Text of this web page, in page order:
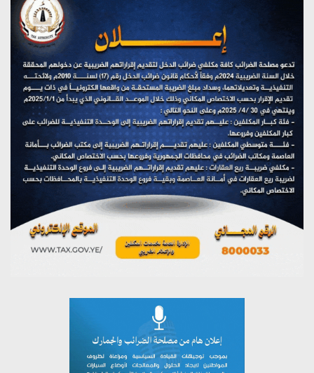
تستمعون لبرنامج (هندسة الوهم)
مؤتمر صحفي لمركز عين الإنسانية حول جرائم تحالف العدوان
على اليمن
يوليو 27, 2026
تستمعون لبرنامج (مع السيد القائد)
يوليو 26, 2026
تستمعون لبرنامج (خبر وعلم)
يوليو 26, 2026